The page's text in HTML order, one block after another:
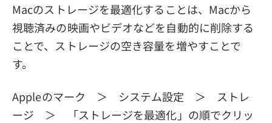
Macのストレージを最適化することは、Macから
視聴済みの映画やビデオなどを自動的に削除する
ことで、ストレージの空き容量を増やすことで
す。
Appleのマーク ＞ システム設定 ＞ ストレ
ージ ＞ 「ストレージを最適化」の順でクリッ